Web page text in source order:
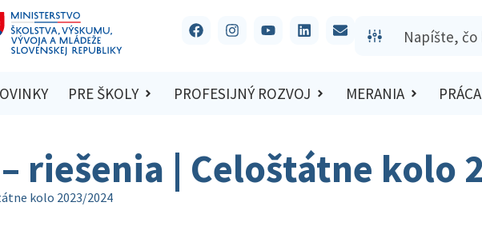
PRE ŠKOLY PROFESIJNÝ ROZVOJ MERANIA
riešenia | Celoštátne kolo
kolo 2023/2024